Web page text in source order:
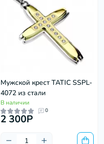
Мужской крест TATIC SSPL-
4072 из стали
В наличии
0
2 300P